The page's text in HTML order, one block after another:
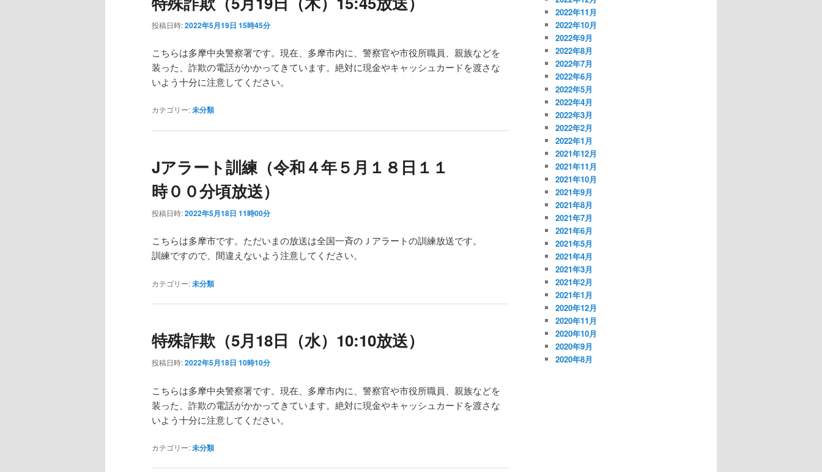
投稿日時:2022年5月19日 15時45分
こちらは多摩中央警察署です。現在、多摩市内に、警察官や市役所職員、親族などを
装った、詐欺の電話がかかってきています。絶対に現金やキャッシュカードを渡さな
いよう十分に注意してください。
カテゴリー:未分類
Jアラート訓練（令和４年５月１８日１１
時００分頃放送）
投稿日時:2022年5月18日 11時00分
こちらは多摩市です。ただいまの放送は全国一斉のＪアラートの訓練放送です。
訓練ですので、間違えないよう注意してください。
カテゴリー:未分類
特殊詐欺（5月18日（水）10:10放送）
投稿日時:2022年5月18日 10時10分
こちらは多摩中央警察署です。現在、多摩市内に、警察官や市役所職員、親族などを
装った、詐欺の電話がかかってきています。絶対に現金やキャッシュカードを渡さな
いよう十分に注意してください。
カテゴリー:未分類
2022年11月
2022年10月
2022年9月
2022年8月
2022年7月
2022年6月
2022年5月
2022年4月
2022年3月
2022年2月
2022年1月
2021年12月
2021年11月
2021年10月
2021年9月
2021年8月
2021年7月
2021年6月
2021年5月
2021年4月
2021年3月
2021年2月
2021年1月
2020年12月
2020年11月
2020年10月
2020年9月
2020年8月